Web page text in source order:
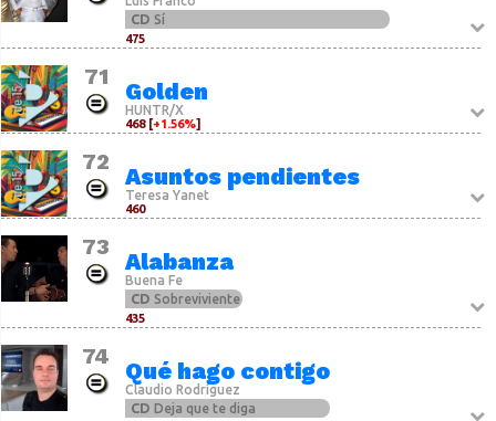
CD Sí
475
71
Golden
HUNTR/X
468 [+1.56%]
72
Asuntos pendientes
Teresa Yanet
460
73
Alabanza
Buena Fe
CD Sobreviviente
435
74
Qué hago contigo
Claudio Rodríguez
CD Deja que te diga